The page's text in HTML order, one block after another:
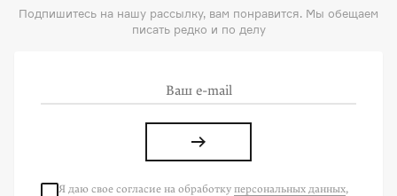
Подпишитесь на нашу рассылку, вам понравится. Мы обещаем
писать редко и по делу
Я даю свое согласие на обработку персональных данных,